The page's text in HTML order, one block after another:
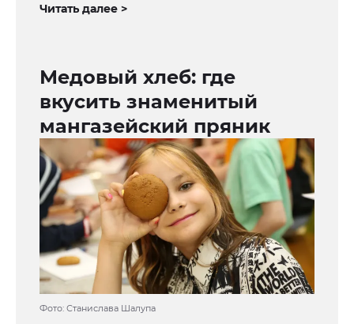
Читать далее >
Медовый хлеб: где
вкусить знаменитый
мангазейский пряник
Фото: Станислава Шалупа